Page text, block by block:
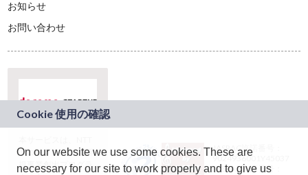
お知らせ
お問い合わせ
ドコモグループの新
規事業創出プログラ
JASRAC許諾番号：
9024936001Y45037
JASRAC許諾番号：
On our website we use some cookies. These are
necessary for our site to work properly and to give us